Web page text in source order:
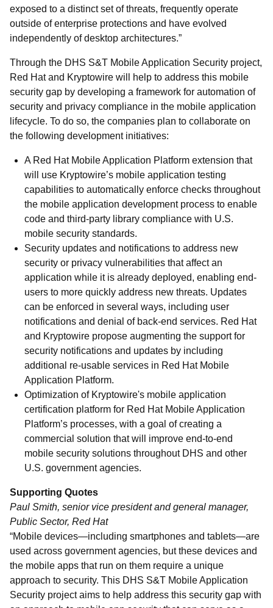
exposed to a distinct set of threats, frequently operate
outside of enterprise protections and have evolved
independently of desktop architectures.”
Through the DHS S&T Mobile Application Security project,
Red Hat and Kryptowire will help to address this mobile
security gap by developing a framework for automation of
security and privacy compliance in the mobile application
lifecycle. To do so, the companies plan to collaborate on
the following development initiatives:
A Red Hat Mobile Application Platform extension that
will use Kryptowire’s mobile application testing
capabilities to automatically enforce checks throughout
the mobile application development process to enable
code and third-party library compliance with U.S.
mobile security standards.
Security updates and notifications to address new
security or privacy vulnerabilities that affect an
application while it is already deployed, enabling end-
users to more quickly address new threats. Updates
can be enforced in several ways, including user
notifications and denial of back-end services. Red Hat
and Kryptowire propose augmenting the support for
security notifications and updates by including
additional re-usable services in Red Hat Mobile
Application Platform.
Optimization of Kryptowire's mobile application
certification platform for Red Hat Mobile Application
Platform’s processes, with a goal of creating a
commercial solution that will improve end-to-end
mobile security solutions throughout DHS and other
U.S. government agencies.
Supporting Quotes
Paul Smith, senior vice president and general manager,
Public Sector, Red Hat
“Mobile devices—including smartphones and tablets—are
used across government agencies, but these devices and
the mobile apps that run on them require a unique
approach to security. This DHS S&T Mobile Application
Security project aims to help address this security gap with